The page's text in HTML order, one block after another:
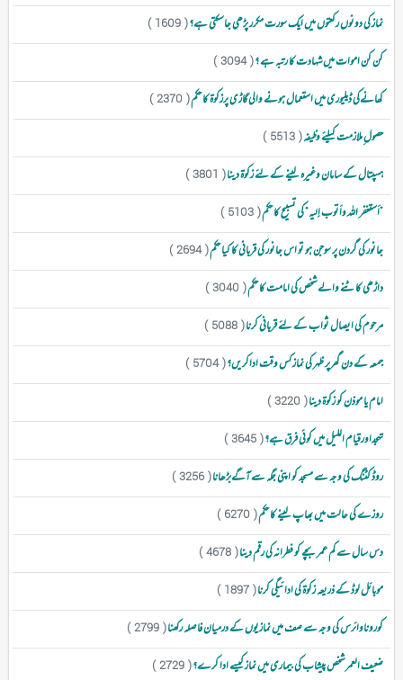
نماز کی دونوں رکعتوں میں ایک سورت مکرر پڑھی جاسکتی ہے؟( 1609 )
کن کن اموات میں شہادت کا رتبہ ہے ؟( 3094 )
کھانےکی ڈیلیوری میں استعمال ہونے والی گاڑی پرزکوۃ کا حکم( 2370 )
حصول ِملازمت کیلئے وظیفہ( 5513 )
ہسپتال کے سامان وغیرہ لینے کے لئے زکوۃ دینا( 3801 )
”أستغفر الله وأتوب إلیہ“ کی تسبیح کا حکم( 5103 )
جانور کی گردن پر سوجن ہو تو اس جانور کی قربانی کا کیا حکم( 2694 )
داڑھی کاٹنے والے شخص کی امامت کا حکم( 3040 )
مرحوم کی ایصال ثواب کے لئے قربانی کرنا( 5088 )
جمعہ کے دن گھرپر ظہر کی نماز کس وقت اداکریں؟( 5704 )
امام یا موذن کو زکوۃ دینا( 3220 )
تہجداورقیام اللیل میں کوئی فرق ہے؟( 3645 )
روڈ کٹنگ کی وجہ سے مسجد کو اپنی جگہ سے آگےبڑھانا( 3256 )
روزے کی حالت میں بھاپ لینے کا حکم( 6270 )
دس سال سے کم عمر بچے کو فطرانہ کی رقم دینا( 4678 )
موبائل لوڈ کے ذریعہ زکوۃ کی ادائیگی کرنا( 1897 )
کوروناوائرس کی وجہ سے صف میں نمازیوں کے درمیان فاصلہ رکھنا( 2799 )
ضعیف العمر شخص پیشاب کی بیماری میں نماز کیسے ادا کرے؟( 2729 )